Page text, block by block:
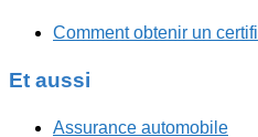
Comment obtenir un
Et aussi
Assurance automobile